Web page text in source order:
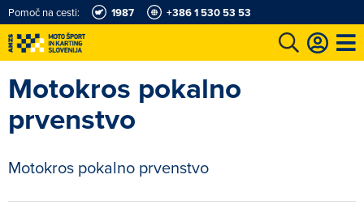
Pomoč na cesti: 1987 +386 1 530 53 53
Karting in motošportni center Najboljši za volanom
Motokros pokalno
prvenstvo
Motokros pokalno prvenstvo